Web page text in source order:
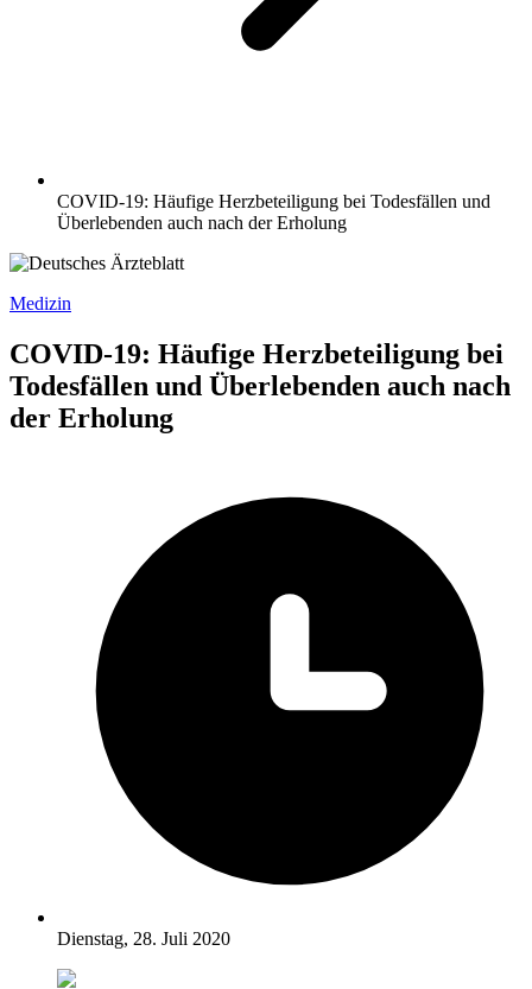
COVID-19: Häufige Herzbeteiligung bei Todesfällen und
Überlebenden auch nach der Erholung
Medizin
COVID-19: Häufige Herzbeteiligung bei
Todesfällen und Überlebenden auch nach
der Erholung
Dienstag, 28. Juli 2020